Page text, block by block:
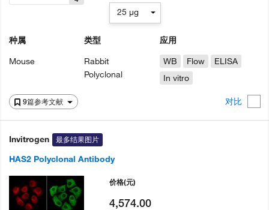
9篇参考文献 对比
种属
Mouse
类型
Rabbit
Polyclonal
应用
WB
Flow
ELISA
In vitro
25 µg
Invitrogen 最多结果图片
HAS2 Polyclonal Antibody
价格(元)
4,574.00